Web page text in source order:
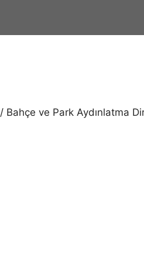
/ Bahçe ve Park Aydınlatma